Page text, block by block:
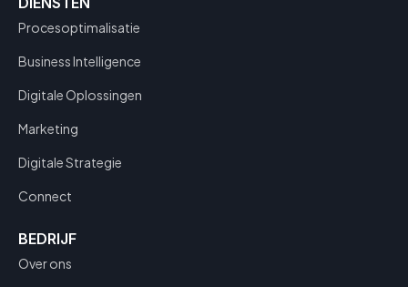
Procesoptimalisatie
Business Intelligence
Digitale Oplossingen
Marketing
Digitale Strategie
Connect
BEDRIJF
Over ons